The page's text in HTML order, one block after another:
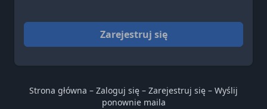
Zarejestruj się
Strona główna – Zaloguj się – Zarejestruj się – Wyślij
ponownie maila